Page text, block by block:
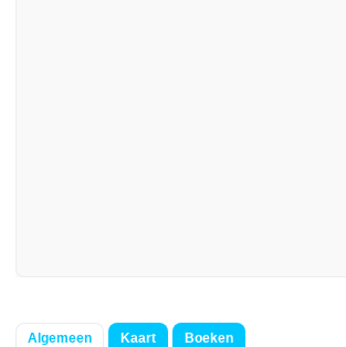
Algemeen Kaart Boeken